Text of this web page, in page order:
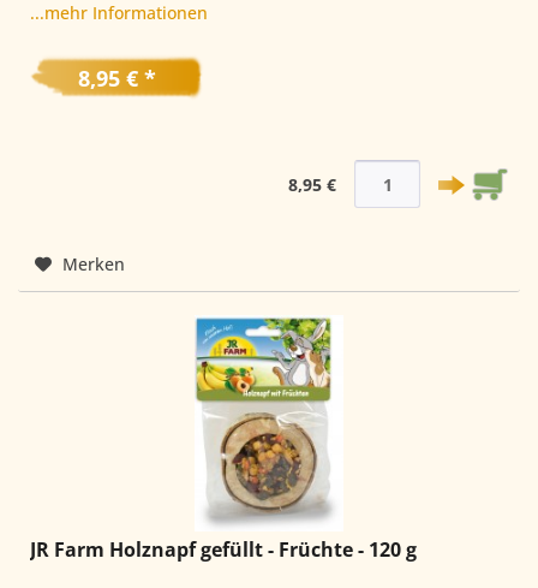
...mehr Informationen
8,95 € *
8,95 €
Merken
JR Farm Holznapf gefüllt - Früchte - 120 g